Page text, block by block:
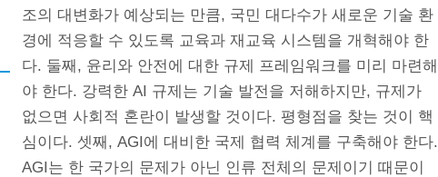
조의 대변화가 예상되는 만큼, 국민 대다수가 새로운 기술 환
경에 적응할 수 있도록 교육과 재교육 시스템을 개혁해야 한
다. 둘째, 윤리와 안전에 대한 규제 프레임워크를 미리 마련해
야 한다. 강력한 AI 규제는 기술 발전을 저해하지만, 규제가
없으면 사회적 혼란이 발생할 것이다. 평형점을 찾는 것이 핵
심이다. 셋째, AGI에 대비한 국제 협력 체계를 구축해야 한다.
AGI는 한 국가의 문제가 아닌 인류 전체의 문제이기 때문이